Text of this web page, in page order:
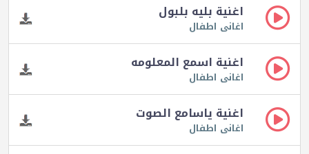
اغنية بليه بلبول
اغانى اطفال
اغنية اسمع المعلومه
اغانى اطفال
اغنية ياسامع الصوت
اغانى اطفال